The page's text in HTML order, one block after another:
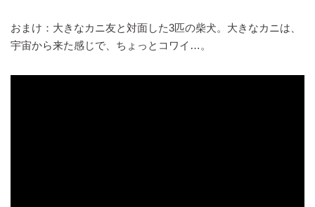
おまけ：大きなカニ友と対面した3匹の柴犬。大きなカニは、
宇宙から来た感じで、ちょっとコワイ…。